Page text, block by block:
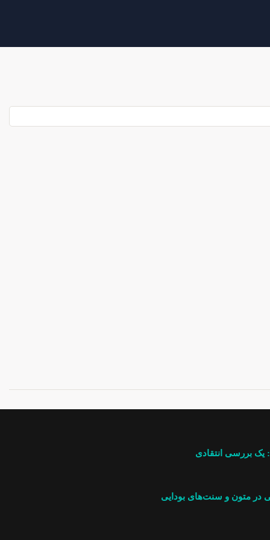
یک بررسی انتقادی
در متون و سنت‌های بودایی